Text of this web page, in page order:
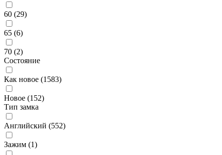
60 (29)
65 (6)
70 (2)
Состояние
Как новое (1583)
Новое (152)
Тип замка
Английский (552)
Зажим (1)